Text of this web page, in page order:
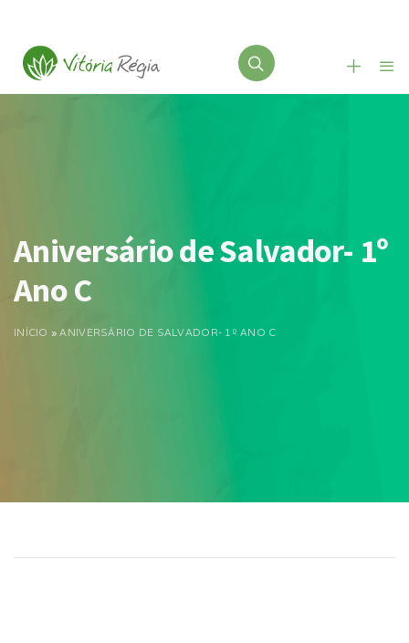
Aniversário de Salvador- 1º
Ano C
INÍCIO »ANIVERSÁRIO DE SALVADOR- 1º ANO C